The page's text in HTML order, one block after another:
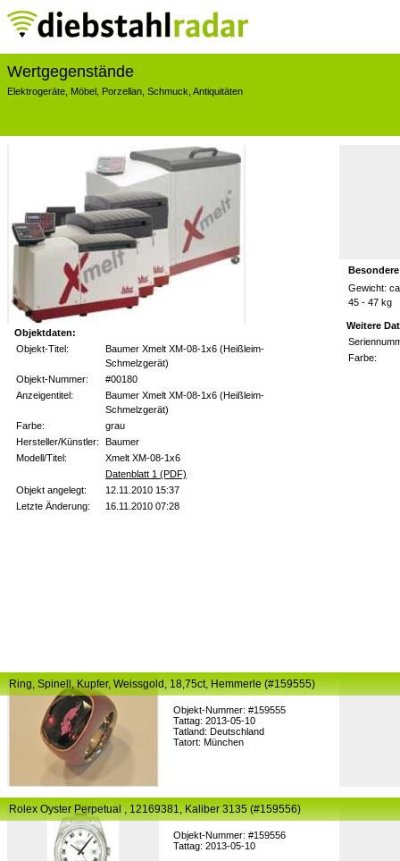
Wertgegenstände
Elektrogeräte Möbel Porzellan Schmuck Antiquitäten
Objektdaten:
Objekt-Titel:
Baumer Xmelt XM-08-1x6 (Heißleim-
Schmelzgerät)
Objekt-Nummer:
#00180
Anzeigentitel:
Baumer Xmelt XM-08-1x6 (Heißleim-
Schmelzgerät)
Farbe:
grau
Hersteller/Künstler:
Baumer
Modell/Titel:
Xmelt XM-08-1x6
Datenblatt 1 (PDF)
Objekt angelegt:
12.11.2010 15:37
Letzte Änderung:
16.11.2010 07:28
Gewicht:
45 - 47 kg
Weitere
Farbe:
Objekt-Nummer: #159555
Tattag: 2013-05-10
Tatland: Deutschland
Tatort: München
Ring, Spinell, Kupfer, Weissgold, 18,75ct, Hemmerle (#159555)
Objekt-Nummer: #159556
Tattag: 2013-05-10
Rolex Oyster Perpetual , 12169381, Kaliber 3135 (#159556)